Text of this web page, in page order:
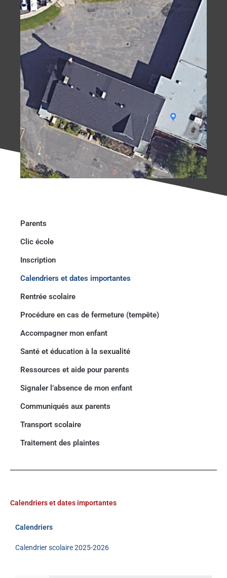
École Marguerite-
D'Youville
Parents
Clic école
Inscription
Calendriers et dates importantes
Rentrée scolaire
Procédure en cas de fermeture (tempête)
Accompagner mon enfant
Santé et éducation à la sexualité
Ressources et aide pour parents
Signaler l’absence de mon enfant
Communiqués aux parents
Transport scolaire
Traitement des plaintes
Calendriers et dates importantes
Calendriers
Calendrier scolaire 2025-2026